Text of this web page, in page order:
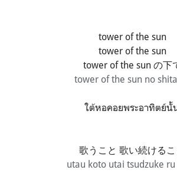
tower of the sun
tower of the sun
tower of the sun の下
tower of the sun no
ใต้หอคอยพระอาทิตย์นั้
歌うこと 歌い続けるこ
utau koto utai tsudzuke